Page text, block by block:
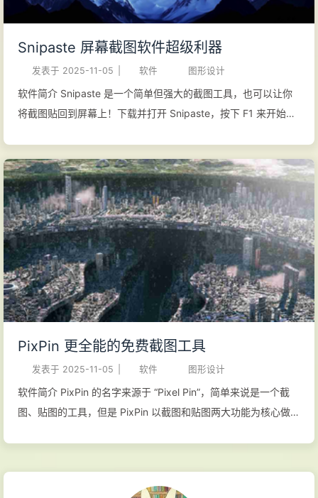
区域： 快速重新捕捉您刚才捕捉的相同区域。 屏幕录制： 将选
实时流式传输到一个 URL。 强大的内置工具 在您截图之后，一
系列强大的工具便可供使用： 图片标注器： 一个功能齐全的编
辑器，可以添加箭头...
Snipaste 屏幕截图软件超级利器
发表于 2025-11-05 软件 图形设计
软件简介 Snipaste 是一个简单但强大的截图工具，也可以让你
将截图贴回到屏幕上！下载并打开 Snipaste，按下 F1 来开始截
进行缩放、旋转、翻转、设为半透明，甚至让鼠标能穿透它们！
如果你是程序员、设计师，或者是大部分工作时间都在电脑前，
贴图功能将改变你的工作方式、提升工作效率。 Snipaste 使用
很简单，但同时也有一些较高级的用法可以进一步提升你的工作
效率。感兴趣的话，请抽空读一读用户手册。 Snipaste 是免费
软件，它也很安全，没有广告、不会扫描你的硬盘、更不会上传
用户数据，它只做它应该做的事。 官方网站 使用手册 功能特性
强大的截图 自动检测界面元素区域 像素级的鼠标移动控制、截
为窗口置顶显示 支持将剪贴板中的图像、纯文本、HTML、颜色
信息、图像文件等内容转为图片 图片窗口支持缩放、旋转、镜像
翻转、设置透明度、鼠标穿透、缩略...
PixPin 更全能的免费截图工具
发表于 2025-11-05 软件 图形设计
软件简介 PixPin 的名字来源于 “Pixel Pin”，简单来说是一个截
图、贴图的工具，但是 PixPin 以截图和贴图两大功能为核心做了
方网站 使用手册 功能特性 记录屏幕上的一切： 在一个地方捕捉
截图、录屏和长页面。 智能截图： 通过智能自动检测和灵活选